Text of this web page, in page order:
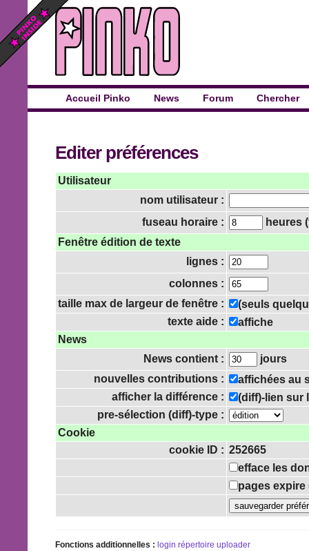
Accueil Pinko News Forum Chercher
Editer préférences
Utilisateur
nom utilisateur :
fuseau horaire :
heures
Fenêtre édition de texte
lignes :
colonnes :
taille max de largeur de fenêtre :
(seuls
texte aide :
affiche
News
News contient :
jours
nouvelles contributions :
affichées au
afficher la différence :
(diff)-lien sur
pre-sélection (diff)-type :
Cookie
cookie ID : 252665
efface les
pages
Fonctions additionnelles : login répertoire uploader